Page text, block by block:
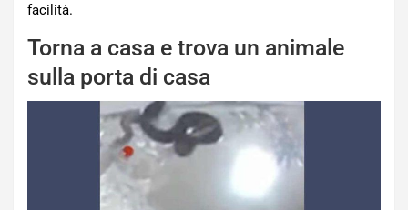
facilità.
Torna a casa e trova un animale
sulla porta di casa